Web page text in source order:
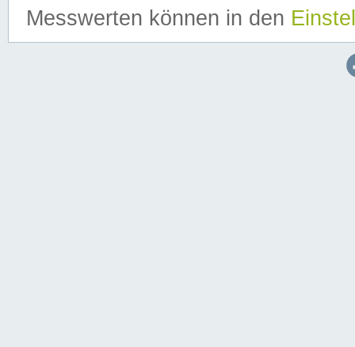
Messwerten können in den